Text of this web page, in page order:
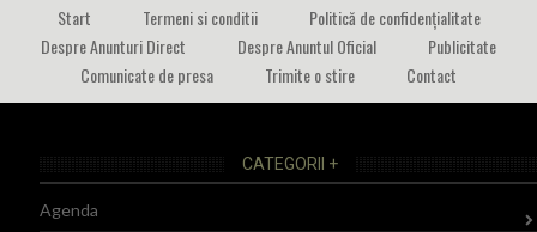
Start Termeni si conditii
Politică de confidențialitate
Despre Anunturi Direct
Despre Anuntul Oficial
Publicitate
Comunicate de presa
Trimite o stire Contact
CATEGORII +
Agenda